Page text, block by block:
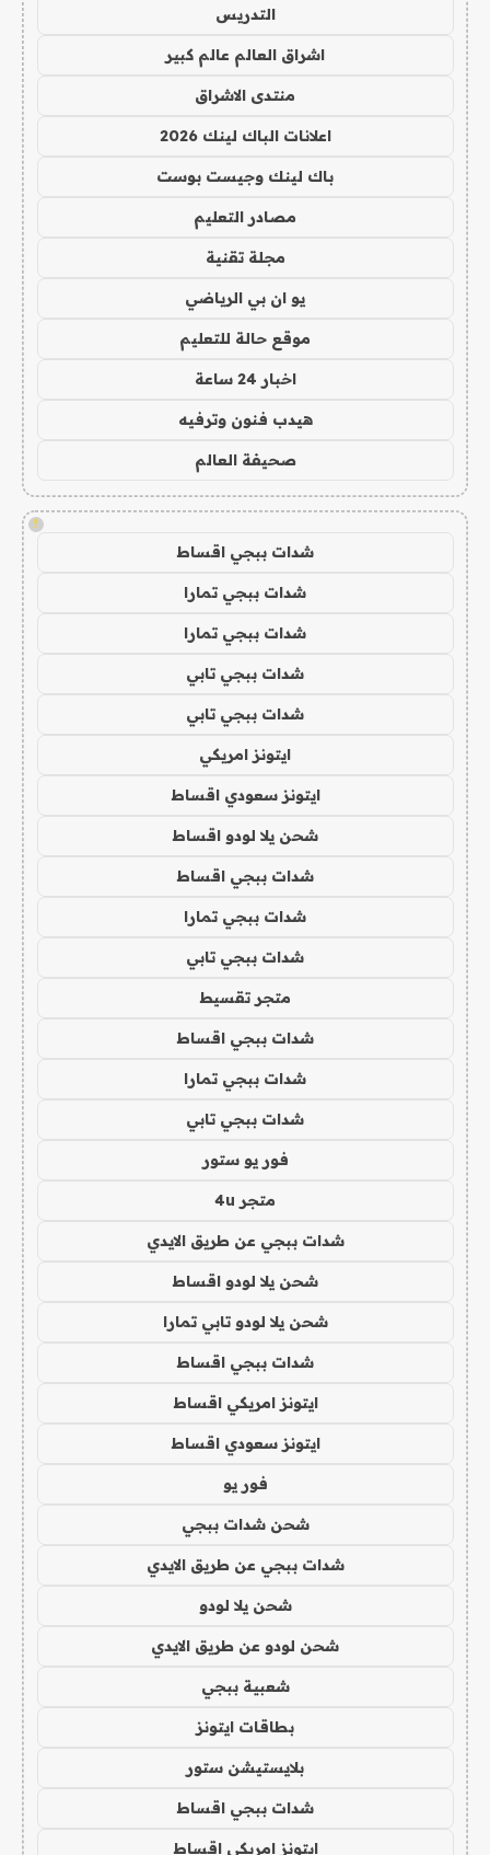
التدريس
اشراق العالم عالم كبير
منتدى الاشراق
اعلانات الباك لينك 2026
باك لينك وجيست بوست
مصادر التعليم
مجلة تقنية
يو ان بي الرياضي
موقع حالة للتعليم
اخبار 24 ساعة
هيدب فنون وترفيه
صحيفة العالم
!
شدات ببجي اقساط
شدات ببجي تمارا
شدات ببجي تمارا
شدات ببجي تابي
شدات ببجي تابي
ايتونز امريكي
ايتونز سعودي اقساط
شحن يلا لودو اقساط
شدات ببجي اقساط
شدات ببجي تمارا
شدات ببجي تابي
متجر تقسيط
شدات ببجي اقساط
شدات ببجي تمارا
شدات ببجي تابي
فور يو ستور
متجر 4u
شدات ببجي عن طريق الايدي
شحن يلا لودو اقساط
شحن يلا لودو تابي تمارا
شدات ببجي اقساط
ايتونز امريكي اقساط
ايتونز سعودي اقساط
فور يو
شحن شدات ببجي
شدات ببجي عن طريق الايدي
شحن يلا لودو
شحن لودو عن طريق الايدي
شعبية ببجي
بطاقات ايتونز
بلايستيشن ستور
شدات ببجي اقساط
ايتونز امريكي اقساط